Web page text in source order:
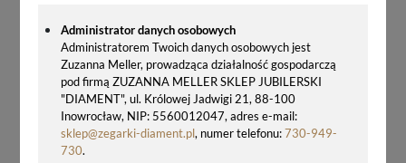
Administrator danych osobowych
Administratorem Twoich danych osobowych jest
Zuzanna Meller, prowadząca działalność gospodarczą
pod firmą ZUZANNA MELLER SKLEP JUBILERSKI
"DIAMENT", ul. Królowej Jadwigi 21, 88-100
Inowrocław, NIP: 5560012047, adres e-mail:
sklep@zegarki-diament.pl, numer telefonu:730-949-
730.